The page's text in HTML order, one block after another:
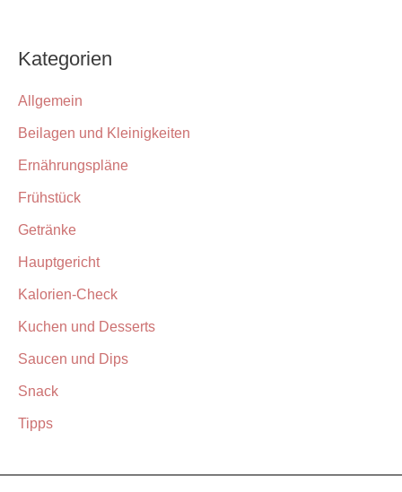
Kategorien
Allgemein
Beilagen und Kleinigkeiten
Ernährungspläne
Frühstück
Getränke
Hauptgericht
Kalorien-Check
Kuchen und Desserts
Saucen und Dips
Snack
Tipps